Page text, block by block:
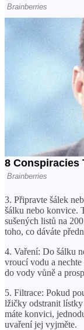
3. Připravte šálek
šálku nebo konvice.
sušených listů na
toho, co dáváte
4. Vaření: Do šálku
vroucí vodu a
do vody vůně a
5. Filtrace: Pokud
lžičky odstranit
máte konvici,
uvaření jej vyjměte.